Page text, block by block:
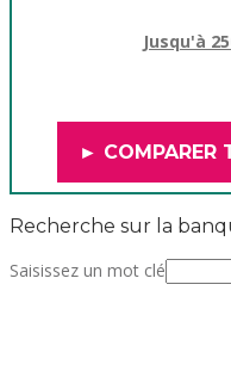
Jusqu'à
► COMPARER
Recherche sur la
Saisissez un mot clé